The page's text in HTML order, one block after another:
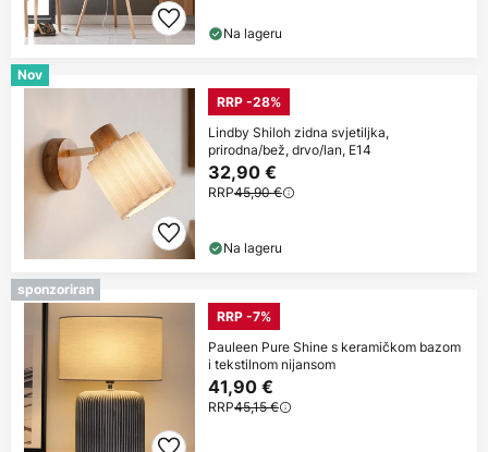
Na lageru
Nov
RRP -28%
Lindby Shiloh zidna svjetiljka,
prirodna/bež, drvo/lan, E14
32,90 €
RRP45,90 €
Na lageru
sponzoriran
RRP -7%
Pauleen Pure Shine s keramičkom bazom
i tekstilnom nijansom
41,90 €
RRP45,15 €